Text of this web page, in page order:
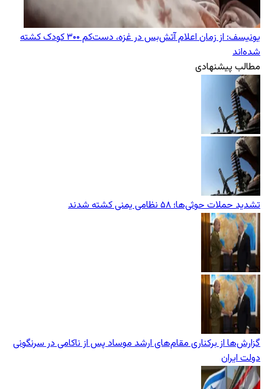
یونیسف: از زمان اعلام آتش‌بس در غزه، دست‌کم ۳۰۰ کودک کشته
شده‌اند
مطالب پیشنهادی
تشدید حملات حوثی‌ها؛ ۵۸ نظامی یمنی کشته شدند
گزارش‌ها از برکناری مقام‌های ارشد موساد پس از ناکامی در سرنگونی
دولت ایران